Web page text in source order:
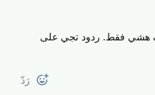
هشي فقط. ردود تجي على
رَدّ